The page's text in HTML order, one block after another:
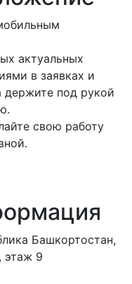
актуальных
в заявках и
держите под рукой
свою работу
Башкортостан,
этаж 9